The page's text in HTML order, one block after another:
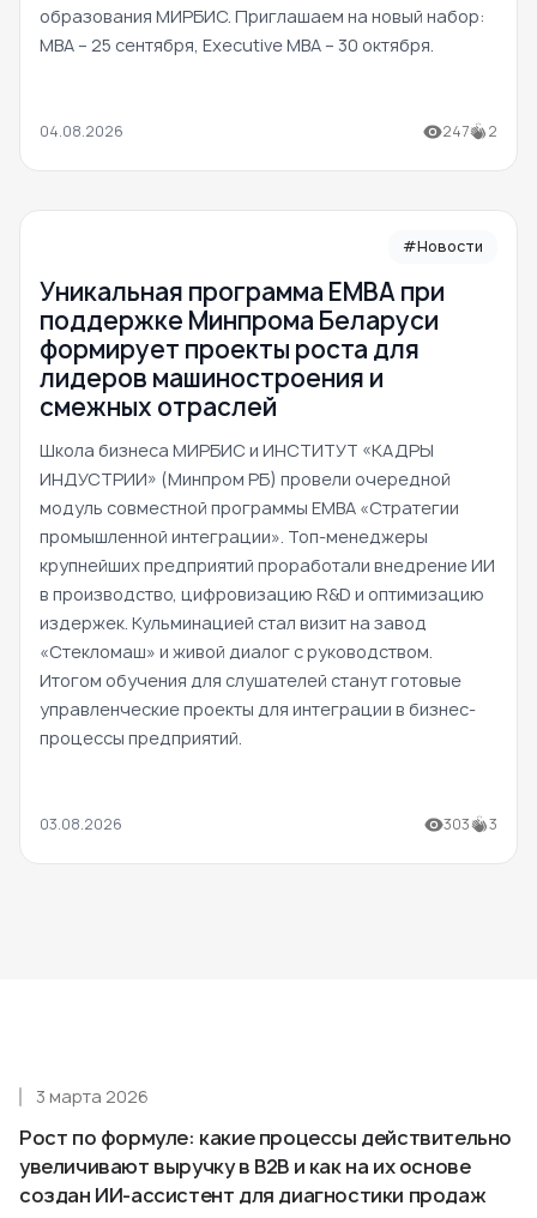
образования МИРБИС. Приглашаем на новый набор:
MBA – 25 сентября, Executive MBA – 30 октября.
04.08.2026 247 2
#Новости
Уникальная программа ЕМВА при
поддержке Минпрома Беларуси
формирует проекты роста для
лидеров машиностроения и
смежных отраслей
Школа бизнеса МИРБИС и ИНСТИТУТ «КАДРЫ
ИНДУСТРИИ» (Минпром РБ) провели очередной
модуль совместной программы EMBA «Стратегии
промышленной интеграции». Топ-менеджеры
крупнейших предприятий проработали внедрение ИИ
в производство, цифровизацию R&D и оптимизацию
издержек. Кульминацией стал визит на завод
«Стекломаш» и живой диалог с руководством.
Итогом обучения для слушателей станут готовые
управленческие проекты для интеграции в бизнес-
процессы предприятий.
03.08.2026 303 3
Рост по формуле: какие процессы действительно
увеличивают выручку в B2B и как на их основе
создан ИИ-ассистент для диагностики продаж
3 марта 2026